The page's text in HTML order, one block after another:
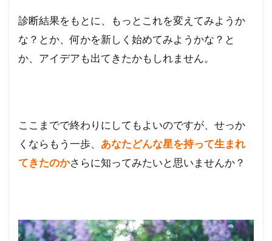
を知
って
幸運
体質
診断結果をもとに、もっとこれを変えてみようか
な？とか、何かを新しく始めてみようかな？と
か、アイデアも出てきたかもしれません。
ここまでで終わりにしてもよいのですが、せっか
くならもう一歩、 あなたどんな星を持って生まれ
てきたのかさらに知ってみたいと思いませんか？